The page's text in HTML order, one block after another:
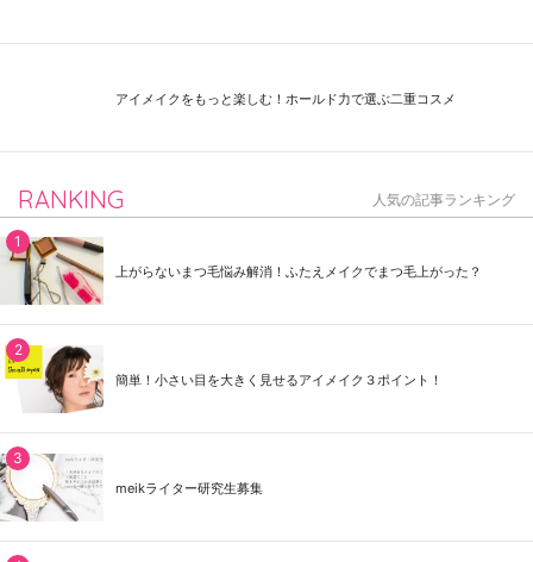
アイメイクをもっと楽しむ！ホールド力で選ぶ二重コスメ
RANKING 人気の記事ランキング
上がらないまつ毛悩み解消！ふたえメイクでまつ毛上がった？
簡単！小さい目を大きく見せるアイメイク３ポイント！
meikライター研究生募集